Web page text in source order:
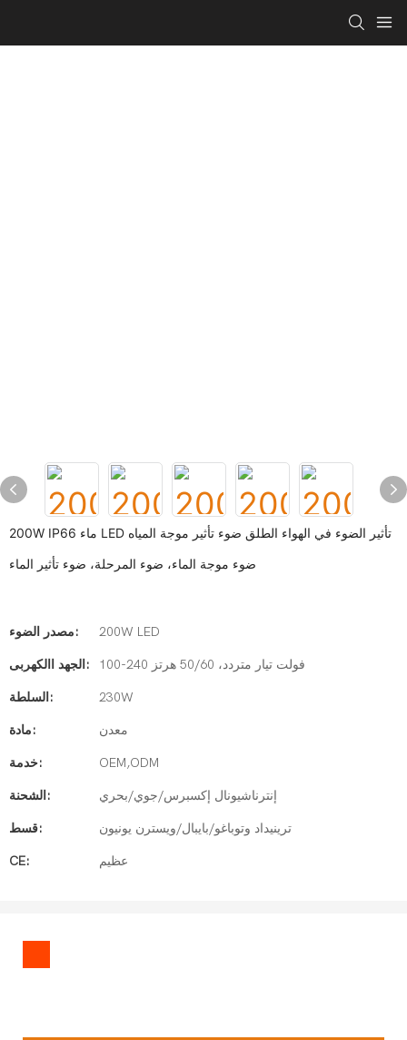
200W IP66 ماء LED تأثير الضوء في الهواء الطلق ضوء تأثير موجة المياه
ضوء موجة الماء، ضوء المرحلة، ضوء تأثير الماء
مصدر الضوء: 200W LED
الجهد االكهربى: 100-240 فولت تيار متردد، 50/60 هرتز
السلطة: 230W
مادة: معدن
خدمة: OEM,ODM
الشحنة: إنترناشيونال إكسبرس/جوي/بحري
قسط: ترينيداد وتوباغو/بايبال/ويسترن يونيون
CE: عظيم